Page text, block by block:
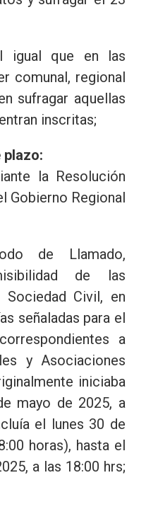
igual que en las
comunal, regional
sufragar aquellas
inscritas;
plazo:
la Resolución
Gobierno Regional
de Llamado,
de las
Sociedad Civil, en
señaladas para el
a
y Asociaciones
iniciaba
mayo de 2025, a
el lunes 30 de
horas), hasta el
a las 18:00 hrs;